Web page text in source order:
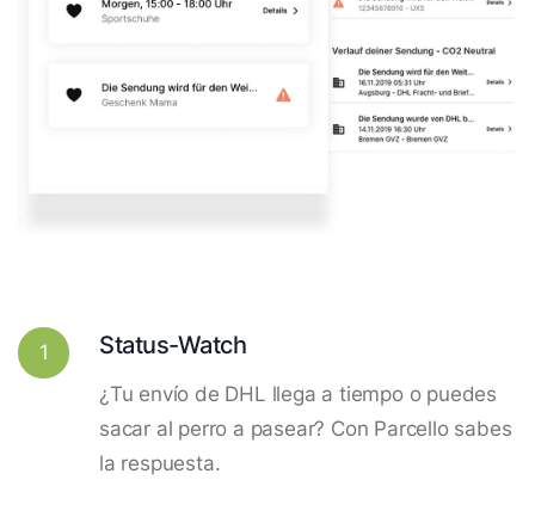
1 Status-Watch
¿Tu envío de DHL llega a tiempo o puedes
sacar al perro a pasear? Con Parcello sabes
la respuesta.